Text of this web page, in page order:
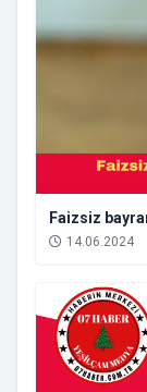
Faizsiz
14.06.2024